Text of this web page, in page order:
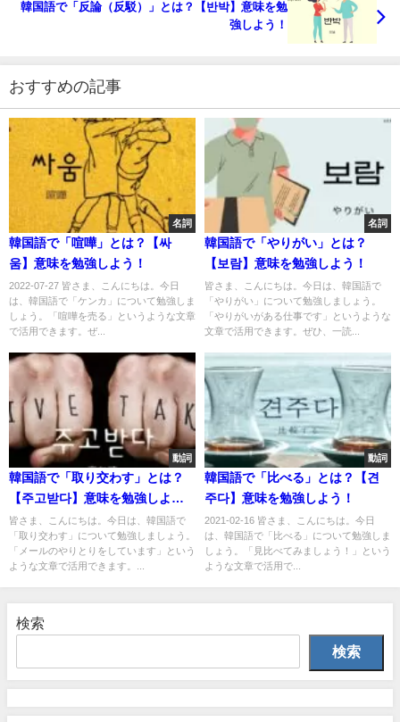
韓国語で「反論（反駁）」とは？【반박】意味を勉
強しよう！
おすすめの記事
名詞
韓国語で「喧嘩」とは？【싸
움】意味を勉強しよう！
2022-07-27 皆さま、こんにちは。今日
は、韓国語で「ケンカ」について勉強しま
しょう。「喧嘩を売る」というような文章
で活用できます。ぜ...
名詞
韓国語で「やりがい」とは？
【보람】意味を勉強しよう！
皆さま、こんにちは。今日は、韓国語で
「やりがい」について勉強しましょう。
「やりがいがある仕事です」というような
文章で活用できます。ぜひ、一読...
動詞
韓国語で「取り交わす」とは？
【주고받다】意味を勉強しよ
う！
皆さま、こんにちは。今日は、韓国語で
「取り交わす」について勉強しましょう。
「メールのやりとりをしています」という
ような文章で活用できます。...
動詞
韓国語で「比べる」とは？【견
주다】意味を勉強しよう！
2021-02-16 皆さま、こんにちは。今日
は、韓国語で「比べる」について勉強しま
しょう。「見比べてみましょう！」という
ような文章で活用で...
検索
検索